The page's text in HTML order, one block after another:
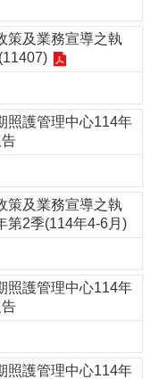
策及業務宣導之執
照護管理中心114年
策及業務宣導之執
第2季(114年4-6月)
照護管理中心114年
照護管理中心114年